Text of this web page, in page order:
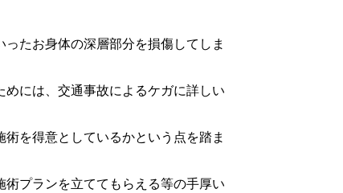
たお身体の深層部分を損傷してしま
には、交通事故によるケガに詳しい
を得意としているかという点を踏ま
プランを立ててもらえる等の手厚い